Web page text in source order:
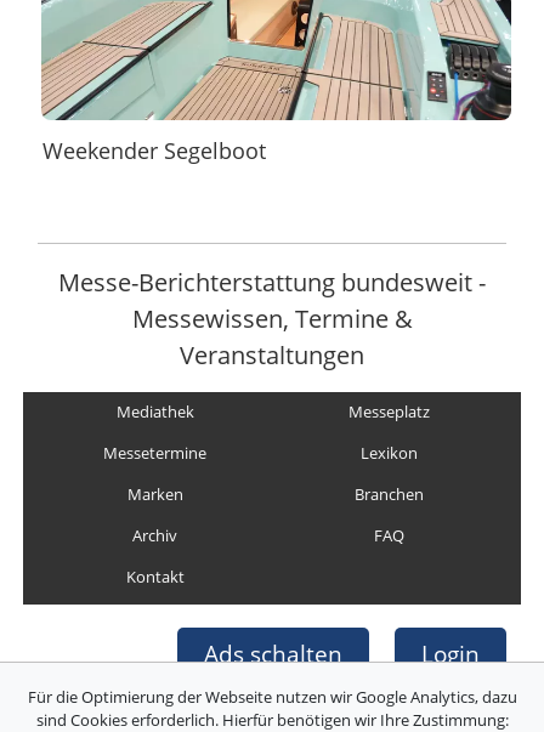
Weekender Segelboot
Messe-Berichterstattung bundesweit -
Messewissen, Termine &
Veranstaltungen
Mediathek
Messeplatz
Messetermine
Lexikon
Marken
Branchen
Archiv
FAQ
Kontakt
Ads schalten Login
Für die Optimierung der Webseite nutzen wir Google Analytics, dazu
sind Cookies erforderlich. Hierfür benötigen wir Ihre Zustimmung: